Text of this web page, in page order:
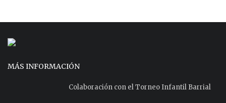
MÁS INFORMACIÓN
Colaboración con el Torneo Infantil Barrial